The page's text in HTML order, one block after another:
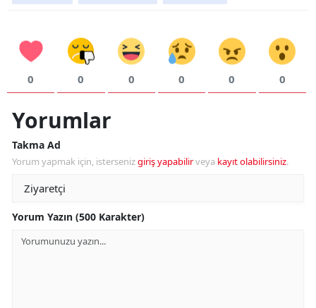
0 0 0 0 0 0
Yorumlar
Takma Ad
Yorum yapmak için, istersenizgiriş yapabilirveya kayıt olabilirsiniz.
Yorum Yazın (500 Karakter)